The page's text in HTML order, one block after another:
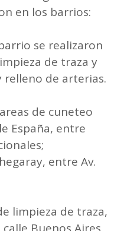
en los barrios:
se realizaron
de traza y
de arterias.
de cuneteo
España, entre
entre Av.
limpieza de traza,
Buenos Aires,